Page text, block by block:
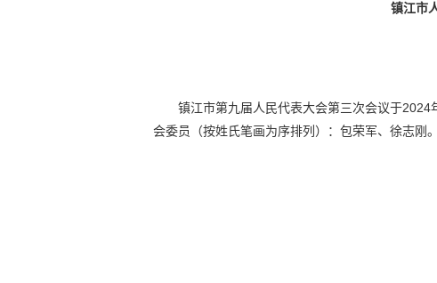
镇江市
镇江市第九届人民代表大会第三次会议于
会委员（按姓氏笔画为序排列）：包荣军、徐志刚